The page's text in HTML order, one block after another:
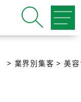
> 業界別集客 > 美